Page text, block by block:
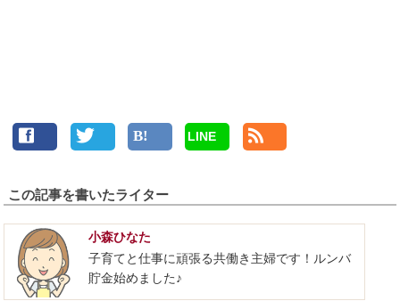
LINE
この記事を書いたライター
小森ひなた
子育てと仕事に頑張る共働き主婦です！ルンバ
貯金始めました♪